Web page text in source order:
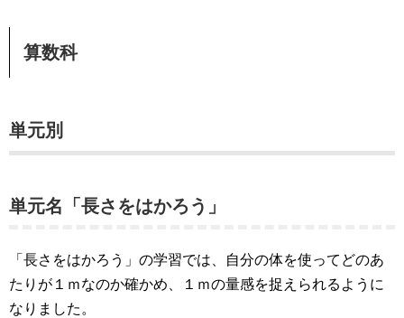
算数科
単元別
単元名「長さをはかろう」
「長さをはかろう」の学習では、自分の体を使ってどのあ
たりが１ｍなのか確かめ、１ｍの量感を捉えられるように
なりました。